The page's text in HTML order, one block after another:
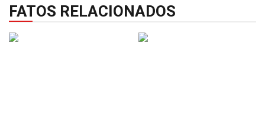
FATOS RELACIONADOS